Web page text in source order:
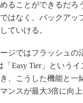
ることができるだ
はなく、バックア
ていける。
ジではフラッシュの
「Easy Tier」という
、こうした機能と一
ンスが最大3倍に向